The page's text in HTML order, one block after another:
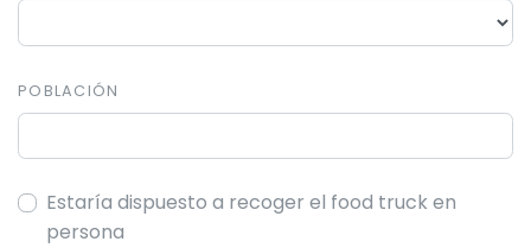
POBLACIÓN
Estaría dispuesto a recoger el food truck en
persona